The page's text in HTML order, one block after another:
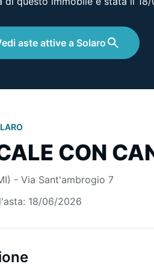
aste attive a Solaro
CON
- Via Sant'ambrogio 7
18/06/2026